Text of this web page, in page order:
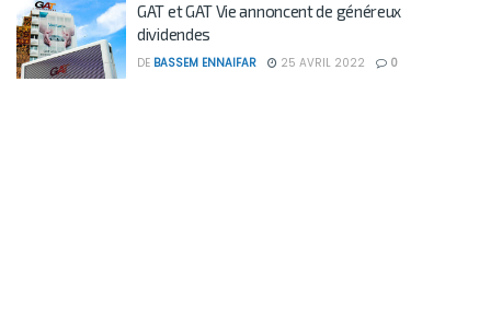
GAT et GAT Vie annoncent de généreux
dividendes
DE BASSEM ENNAIFAR 25 AVRIL 2022 0